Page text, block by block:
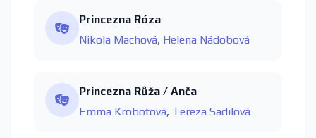
Princezna Róza
Nikola Machová, Helena Nádobová
Princezna Růža / Anča
Emma Krobotová, Tereza Sadilová